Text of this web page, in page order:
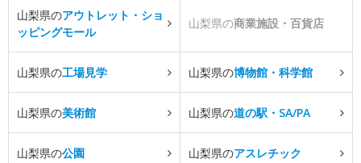
山梨県のアウトレット・ショ
ッピングモール
山梨県の商業施設・百貨店
山梨県の工場見学 山梨県の博物館・科学館
山梨県の美術館 山梨県の道の駅・SA/PA
山梨県の公園 山梨県のアスレチック